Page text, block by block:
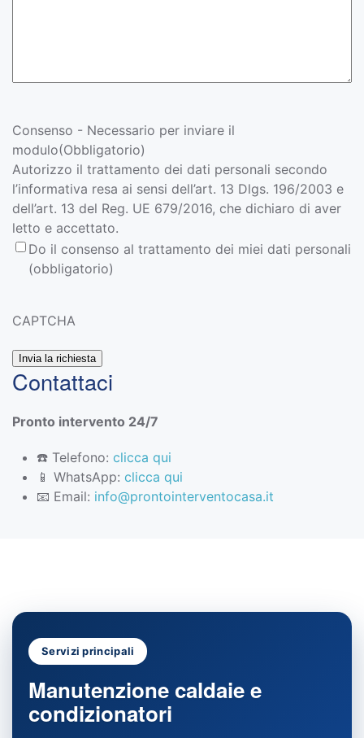
Consenso - Necessario per inviare il
modulo(Obbligatorio)
Autorizzo il trattamento dei dati personali secondo
l’informativa resa ai sensi dell’art. 13 Dlgs. 196/2003 e
dell’art. 13 del Reg. UE 679/2016, che dichiaro di aver
letto e accettato.
Do il consenso al trattamento dei miei dati personali
(obbligatorio)
CAPTCHA
Contattaci
Pronto intervento 24/7
☎️ Telefono: clicca qui
📱 WhatsApp: clicca qui
📧 Email: info@prontointerventocasa.it
Servizi principali
Manutenzione caldaie e
condizionatori